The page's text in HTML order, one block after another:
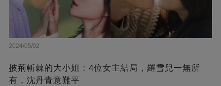
2024/05/02
披荊斬棘的大小姐：4位女主結局，羅雪兒一無所
有，沈丹青意難平